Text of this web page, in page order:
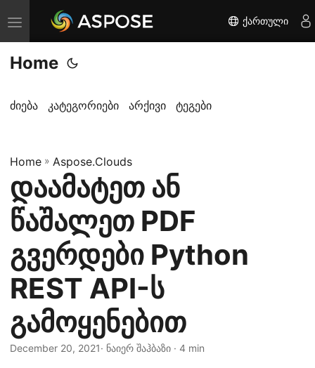
T
o
g
l
a
v
i
g
t
i
o
n
ქართული
Home
ძიება კატეგორიები არქივი ტეგები
Home » Aspose.Clouds
დაამატეთ ან
წაშალეთ PDF
გვერდები Python
REST API-ს
გამოყენებით
December 20, 2021· ნაიერ შაჰბაზი · 4 min